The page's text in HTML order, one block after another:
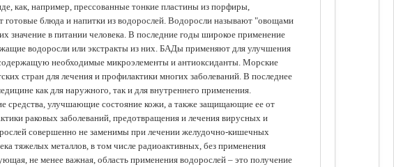
как, например, прессованные тонкие пластины из порфиры,
блюда и напитки из водорослей. Водоросли называют "овощами
значение в питании человека. В последние годы широкое применение
водоросли или экстракты из них. БАДы применяют для улучшения
необходимые микроэлементы и антиоксиданты. Морские
стран для лечения и профилактики многих заболеваний. В последнее
как для наружного, так и для внутреннего применения.
средства, улучшающие состояние кожи, а также защищающие ее от
раковых заболеваний, предотвращения и лечения вирусных и
совершенно не заменимы при лечении желудочно-кишечных
тяжелых металлов, в том числе радиоактивных, без применения
не менее важная, область применения водорослей – это получение